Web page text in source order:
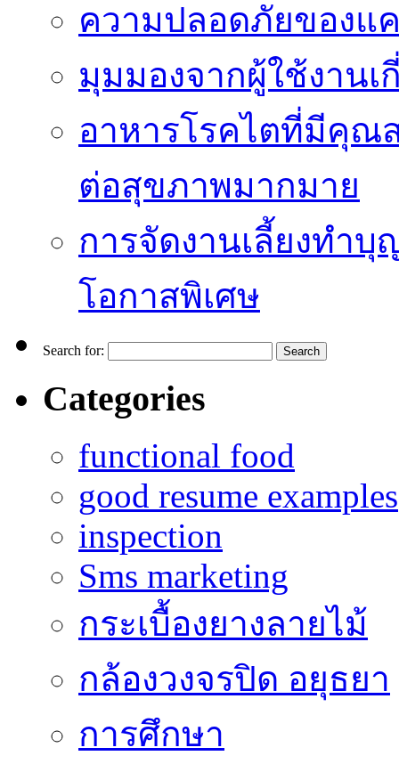
ความปลอดภัยของแ
มุมมองจากผู้ใช้งาน
อาหารโรคไตที่มีคุณ
ต่อสุขภาพมากมาย
การจัดงานเลี้ยงทำ
โอกาสพิเศษ
Search for:
Categories
functional food
good resume examples
inspection
Sms marketing
กระเบื้องยางลายไม้
กล้องวงจรปิด อยุธยา
การศึกษา